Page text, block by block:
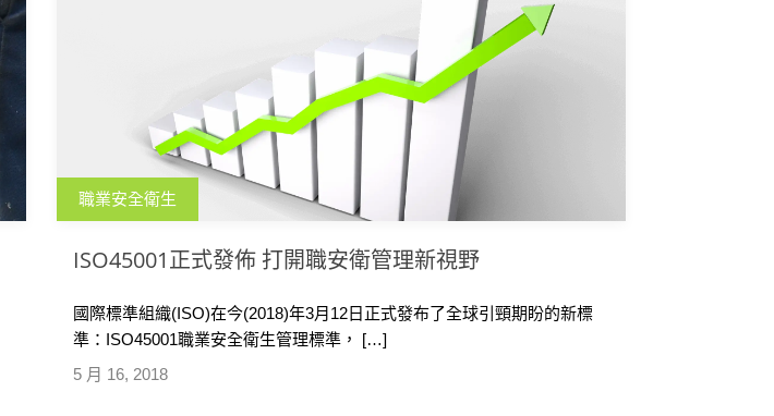
職業安全衛生
ISO45001正式發佈 打開職安衛管理新視野
5 月 16, 2018
國際標準組織(ISO)在今(2018)年3月12日正式發布了全球引頸期盼的新標
準：ISO45001職業安全衛生管理標準， […]